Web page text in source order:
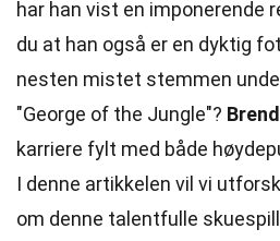
har han vist en imponerende
du at han også er en dyktig
nesten mistet stemmen
"George of the Jungle"?
karriere fylt med både
I denne artikkelen vil vi
om denne talentfulle